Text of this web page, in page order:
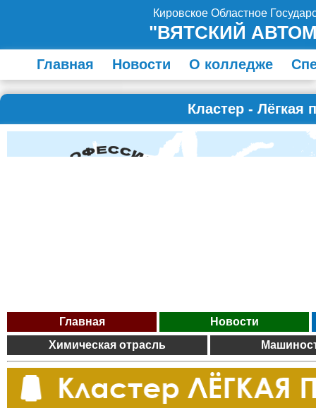
Кировское Областное
"ВЯТСКИЙ
Главная Новости О колледже
Кластер -
Главная
Новости
Химическая отрасль